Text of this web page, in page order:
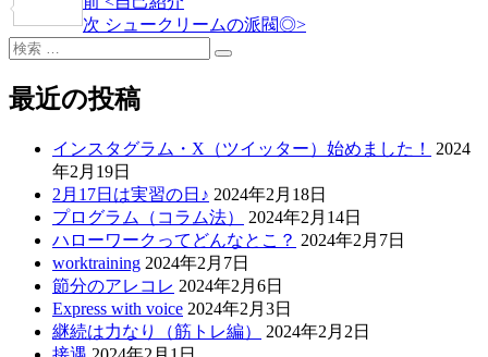
共
有
投
稿
ビ
去
稿
次
稿
次 シュークリームの派閥◎>
検
検
最近の投稿
インスタグラム・X（ツイッター）始めました！
2024
年2月19日
2月17日は実習の日♪ 2024年2月18日
プログラム（コラム法）
2024年2月14日
ハローワークってどんなとこ？ 2024年2月7日
worktraining 2024年2月7日
節分のアレコレ 2024年2月6日
Express with voice 2024年2月3日
継続は力なり（筋トレ編）
2024年2月2日